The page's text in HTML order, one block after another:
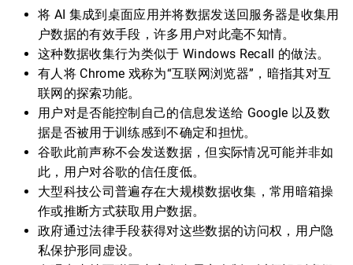
将 AI 集成到桌面应用并将数据发送回服务器是收集用
户数据的有效手段，许多用户对此毫不知情。
这种数据收集行为类似于 Windows Recall 的做法。
有人将 Chrome 戏称为“互联网浏览器”，暗指其对互
联网的探索功能。
用户对是否能控制自己的信息发送给 Google 以及数
据是否被用于训练感到不确定和担忧。
谷歌此前声称不会发送数据，但实际情况可能并非如
此，用户对谷歌的信任度低。
大型科技公司普遍存在大规模数据收集，常用暗箱操
作或推断方式获取用户数据。
政府通过法律手段获得对这些数据的访问权，用户隐
私保护形同虚设。